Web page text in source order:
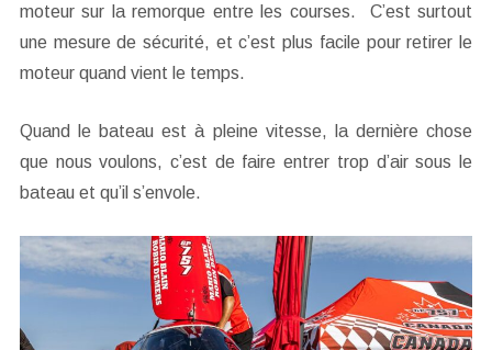
moteur sur la remorque entre les courses. C’est surtout
une mesure de sécurité, et c’est plus facile pour retirer le
moteur quand vient le temps.
Quand le bateau est à pleine vitesse, la dernière chose
que nous voulons, c’est de faire entrer trop d’air sous le
bateau et qu’il s’envole.